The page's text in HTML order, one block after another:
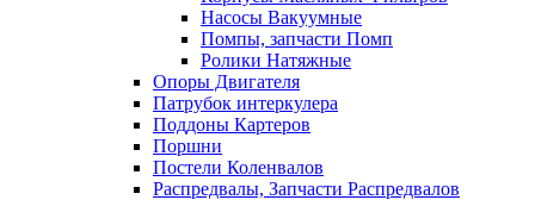
Насосы Вакуумные
Помпы, запчасти Помп
Ролики Натяжные
Опоры Двигателя
Патрубок интеркулера
Поддоны Картеров
Поршни
Постели Коленвалов
Распредвалы, Запчасти Распредвалов